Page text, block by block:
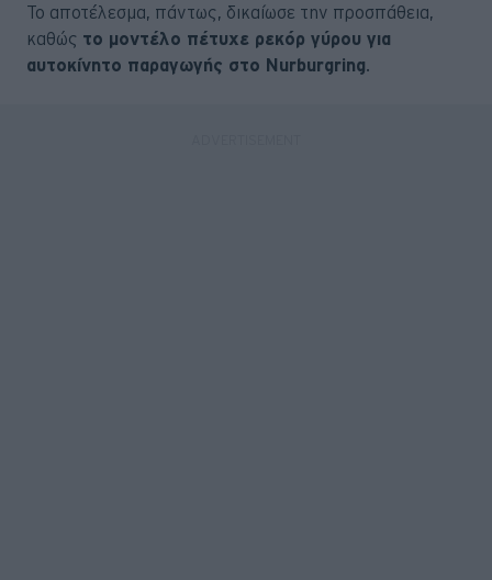
Το αποτέλεσμα, πάντως, δικαίωσε την προσπάθεια,
καθώς το μοντέλο πέτυχε ρεκόρ γύρου για
αυτοκίνητο παραγωγής στο Nurburgring.